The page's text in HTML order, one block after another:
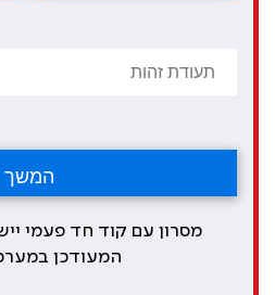
מסרון עם קוד חד פעמי
המעודכן